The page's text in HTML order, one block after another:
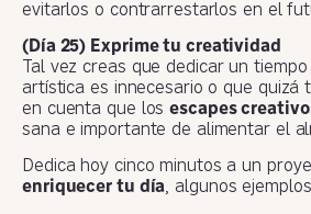
evitarlos o contrarrestarlos en el
(Día 25) Exprime tu creatividad
Tal vez creas que dedicar un
artística es innecesario o que quizá
en cuenta que losescapes
sana e importante de alimentar el
Dedica hoy cinco minutos a un
enriquecer tu día, algunos